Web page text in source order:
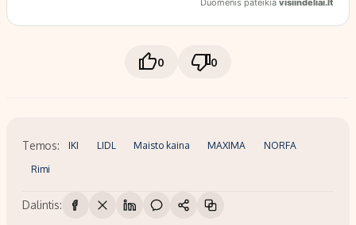
0 0
Temos: IKI LIDL Maisto kaina MAXIMA NORFA
Rimi
Dalintis: